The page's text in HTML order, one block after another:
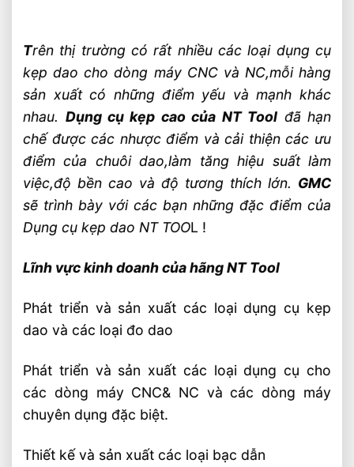
Trên thị trường có rất nhiều các loại dụng cụ
kẹp dao cho dòng máy CNC và NC,mỗi hàng
sản xuất có những điểm yếu và mạnh khác
nhau. Dụng cụ kẹp cao của NT Tool đã hạn
chế được các nhược điểm và cải thiện các ưu
điểm của chuôi dao,làm tăng hiệu suất làm
việc,độ bền cao và độ tương thích lớn. GMC
sẽ trình bày với các bạn những đặc điểm của
Dụng cụ kẹp dao NT TOOL !
Lĩnh vực kinh doanh của hãng NT Tool
Phát triển và sản xuất các loại dụng cụ kẹp
dao và các loại đo dao
Phát triển và sản xuất các loại dụng cụ cho
các dòng máy CNC& NC và các dòng máy
chuyên dụng đặc biệt.
Thiết kế và sản xuất các loại bạc dẫn